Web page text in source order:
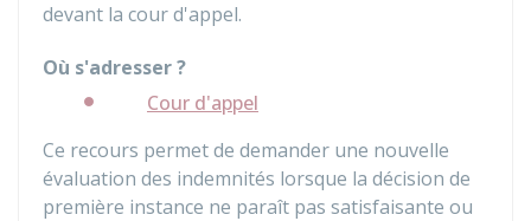
devant la cour d'appel.
Où s'adresser ?
Cour d'appel
Ce recours permet de demander une nouvelle
évaluation des indemnités lorsque la décision de
première instance ne paraît pas satisfaisante ou